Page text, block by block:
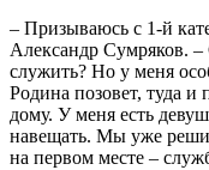
– Призываюсь с 1-й
Александр Сумряков. –
служить? Но у меня
Родина позовет, туда
дому. У меня есть
навещать. Мы уже
на первом месте –